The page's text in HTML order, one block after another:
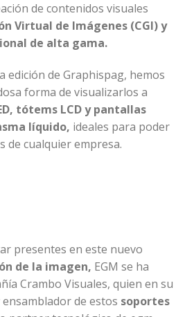
de contenidos visuales
Virtual de Imágenes (CGI) y
de alta gama.
edición de Graphispag, hemos
forma de visualizarlos a
tótems LCD y pantallas
líquido, ideales para poder
de cualquier empresa.
presentes en este nuevo
de la imagen, EGM se ha
Crambo Visuales, quien en su
de estos soportes